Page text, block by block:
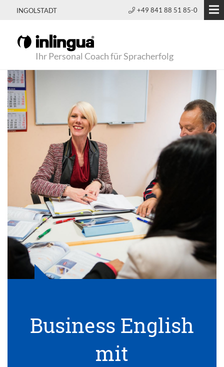
INGOLSTADT +49 841 88 51 85-0
Ihr Personal Coach für Spracherfolg
Business English
mit